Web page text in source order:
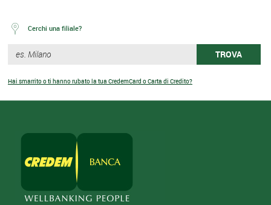
Cerchi una filiale?
TROVA
Hai smarrito o ti hanno rubato la tua CredemCard o Carta di Credito?